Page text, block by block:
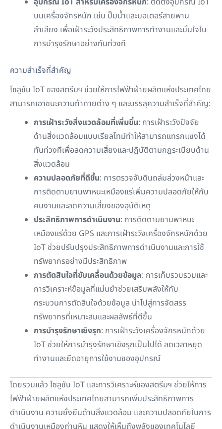
บนเครื่องจักรหนัก เช่น ปั๊มน้ำและมอเตอร์สายพาน
ลำเลียง เพื่อเฝ้าระวังประสิทธิภาพการทำงานและมั่นใจใน
การบำรุงรักษาอย่างทันท่วงที
ความสำเร็จที่สำคัญ
โซลูชัน IoT ของสตรีมฯ ช่วยให้การไฟฟ้าฝ่ายผลิตแห่งประเทศไทย
สามารถเอาชนะความท้าทายต่าง ๆ และบรรลุความสำเร็จที่สำคัญ:
การเฝ้าระวังสิ่งแวดล้อมที่เพิ่มขึ้น: การเฝ้าระวังปัจจัย
ด้านสิ่งแวดล้อมแบบเรียลไทม์ทำให้สามารถแทรกแซงได้
ทันท่วงทีเพื่อลดความเสี่ยงและปฏิบัติตามกฎระเบียบด้าน
สิ่งแวดล้อม
ความปลอดภัยที่ดีขึ้น: การตรวจจับดินถล่มล่วงหน้าและ
การติดตามยานพาหนะเหมืองแร่เพิ่มความปลอดภัยให้กับ
คนงานและลดความเสี่ยงของอุบัติเหตุ
ประสิทธิภาพการดำเนินงาน: การติดตามยานพาหนะ
เหมืองแร่ด้วย GPS และการเฝ้าระวังเครื่องจักรหนักด้วย
IoT ช่วยปรับปรุงประสิทธิภาพการดำเนินงานและการใช้
ทรัพยากรอย่างมีประสิทธิภาพ
การตัดสินใจที่ขับเคลื่อนด้วยข้อมูล: การเก็บรวบรวมและ
การวิเคราะห์ข้อมูลที่แม่นยำช่วยเสริมพลังให้กับ
กระบวนการตัดสินใจด้วยข้อมูล นำไปสู่การจัดสรร
ทรัพยากรที่เหมาะสมและผลลัพธ์ที่ดีขึ้น
การบำรุงรักษาเชิงรุก: การเฝ้าระวังเครื่องจักรหนักด้วย
IoT ช่วยให้การบำรุงรักษาเชิงรุกเป็นไปได้ ลดเวลาหยุด
ทำงานและยืดอายุการใช้งานของอุปกรณ์
โดยรวมแล้ว โซลูชัน IoT และการวิเคราะห์ของสตรีมฯ ช่วยให้การ
ไฟฟ้าฝ่ายผลิตแห่งประเทศไทยสามารถเพิ่มประสิทธิภาพการ
ดำเนินงาน ความยั่งยืนด้านสิ่งแวดล้อม และความปลอดภัยในการ
ดำเนินงานเหมืองถ่านหิน แสดงให้เห็นถึงพลังของเทคโนโลยี